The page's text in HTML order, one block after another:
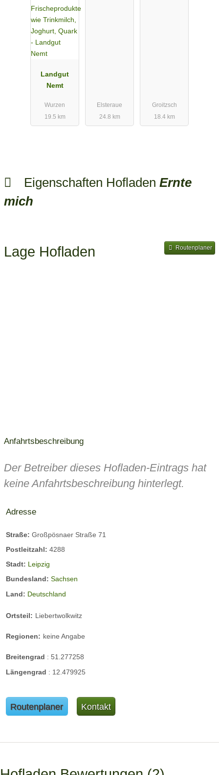
Landgut
Nemt
Wurzen
19.5 km
Elsteraue
24.8 km
Groitzsch
18.4 km
Eigenschaften Hofladen Ernte
mich
Lage Hofladen Routenplaner
Anfahrtsbeschreibung
Der Betreiber dieses Hofladen-Eintrags hat
keine Anfahrtsbeschreibung hinterlegt.
Adresse
Straße: Großpösnaer Straße 71
Postleitzahl: 4288
Stadt: Leipzig
Bundesland: Sachsen
Land: Deutschland
Ortsteil: Liebertwolkwitz
Regionen: keine Angabe
Breitengrad : 51.277258
Längengrad : 12.479925
Routenplaner Kontakt